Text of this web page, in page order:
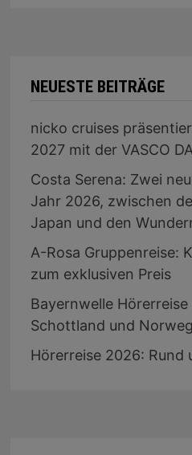
NEUESTE BEITRÄGE
nicko cruises
2027 mit der VASCO
Costa Serena: Zwei
Jahr 2026, zwischen
Japan und den
A-Rosa Gruppenreise:
zum exklusiven Preis
Bayernwelle
Schottland und
Hörerreise 2026: Rund